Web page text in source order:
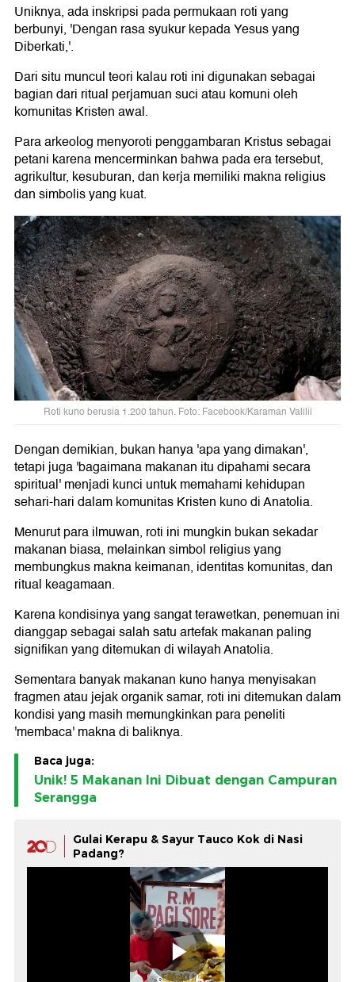
Uniknya, ada inskripsi pada permukaan roti yang
berbunyi, 'Dengan rasa syukur kepada Yesus yang
Diberkati,'.
Dari situ muncul teori kalau roti ini digunakan sebagai
bagian dari ritual perjamuan suci atau komuni oleh
komunitas Kristen awal.
Para arkeolog menyoroti penggambaran Kristus sebagai
petani karena mencerminkan bahwa pada era tersebut,
agrikultur, kesuburan, dan kerja memiliki makna religius
dan simbolis yang kuat.
Roti kuno berusia 1.200 tahun. Foto: Facebook/Karaman Valilii
Dengan demikian, bukan hanya 'apa yang dimakan',
tetapi juga 'bagaimana makanan itu dipahami secara
spiritual' menjadi kunci untuk memahami kehidupan
sehari-hari dalam komunitas Kristen kuno di Anatolia.
Menurut para ilmuwan, roti ini mungkin bukan sekadar
makanan biasa, melainkan simbol religius yang
membungkus makna keimanan, identitas komunitas, dan
ritual keagamaan.
Karena kondisinya yang sangat terawetkan, penemuan ini
dianggap sebagai salah satu artefak makanan paling
signifikan yang ditemukan di wilayah Anatolia.
Sementara banyak makanan kuno hanya menyisakan
fragmen atau jejak organik samar, roti ini ditemukan dalam
kondisi yang masih memungkinkan para peneliti
'membaca' makna di baliknya.
Baca juga:
Unik! 5 Makanan Ini Dibuat dengan Campuran
Serangga
Gulai Kerapu & Sayur Tauco Kok di Nasi
Padang?